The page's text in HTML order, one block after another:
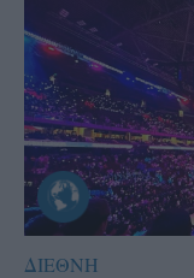
ΔΙΕΘΝΗ